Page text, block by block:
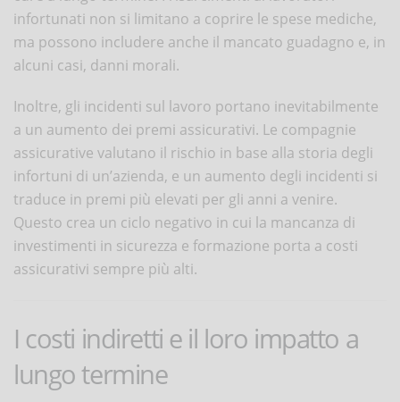
infortunati non si limitano a coprire le spese mediche,
ma possono includere anche il mancato guadagno e, in
alcuni casi, danni morali.
Inoltre, gli incidenti sul lavoro portano inevitabilmente
a un aumento dei premi assicurativi. Le compagnie
assicurative valutano il rischio in base alla storia degli
infortuni di un’azienda, e un aumento degli incidenti si
traduce in premi più elevati per gli anni a venire.
Questo crea un ciclo negativo in cui la mancanza di
investimenti in sicurezza e formazione porta a costi
assicurativi sempre più alti.
I costi indiretti e il loro impatto a
lungo termine